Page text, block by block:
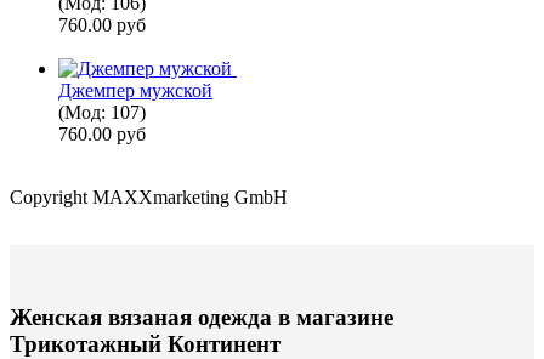
760.00 руб
Джемпер мужской
(Мод: 107)
760.00 руб
Copyright MAXXmarketing GmbH
Женская вязаная одежда в магазине
Трикотажный Континент